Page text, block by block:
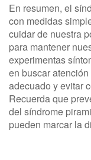
En resumen, el
con medidas
cuidar de nuestra
para mantener
experimentas
en buscar
adecuado y evitar
Recuerda que
del síndrome
pueden marcar la